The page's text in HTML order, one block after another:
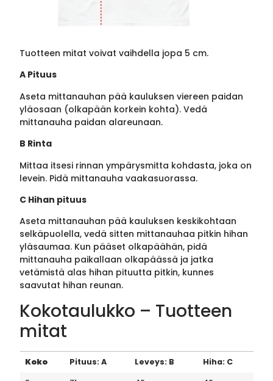
Tuotteen mitat voivat vaihdella jopa 5 cm.
A Pituus
Aseta mittanauhan pää kauluksen viereen paidan
yläosaan (olkapään korkein kohta). Vedä
mittanauha paidan alareunaan.
B Rinta
Mittaa itsesi rinnan ympärysmitta kohdasta, joka on
levein. Pidä mittanauha vaakasuorassa.
C Hihan pituus
Aseta mittanauhan pää kauluksen keskikohtaan
selkäpuolella, vedä sitten mittanauhaa pitkin hihan
yläsaumaa. Kun pääset olkapäähän, pidä
mittanauha paikallaan olkapäässä ja jatka
vetämistä alas hihan pituutta pitkin, kunnes
saavutat hihan reunan.
Kokotaulukko – Tuotteen
mitat
Koko Pituus: A Leveys: B
Hiha: C